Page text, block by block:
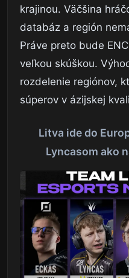
krajinou. Väčšina
databáz a región
Práve preto bude
veľkou skúškou.
rozdelenie regiónov,
súperov v ázijskej
Litva ide do
Lyncasom ako